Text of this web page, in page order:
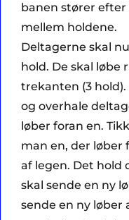
banen stører
mellem holdene.
Deltagerne skal
hold. De skal
trekanten (3
og overhale
løber foran en.
man en, der løber
af legen. Det hold
skal sende en ny
sende en ny løber